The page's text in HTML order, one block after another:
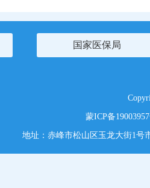
国家医保局
蒙ICP备
地址：赤峰市松山区玉龙大街1号